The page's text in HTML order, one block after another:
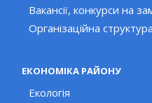
Вакансії, конкурси на
Організаційна
ЕКОНОМІКА РАЙОНУ
Екологія